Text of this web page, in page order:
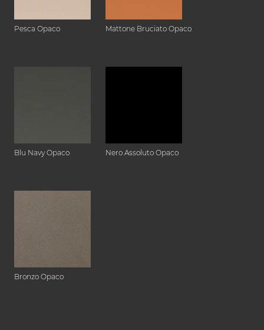
Pesca Opaco Mattone Bruciato Opaco
Blu Navy Opaco Nero Assoluto Opaco
Bronzo Opaco